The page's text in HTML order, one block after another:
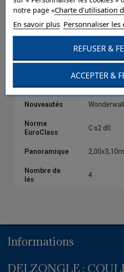
Style Végétal.
Catégorie
Vinyle sur
Collection
Nouveautés
Norme
EuroClass
C s2 d0.
Panoramique 2,00x3,10m.
Nombre de
lés
4
Informations
DELZONGLE :
notre page «Charte d'utilisation
En savoir plus Personnaliser les
REFUSER &
ACCEPTER &